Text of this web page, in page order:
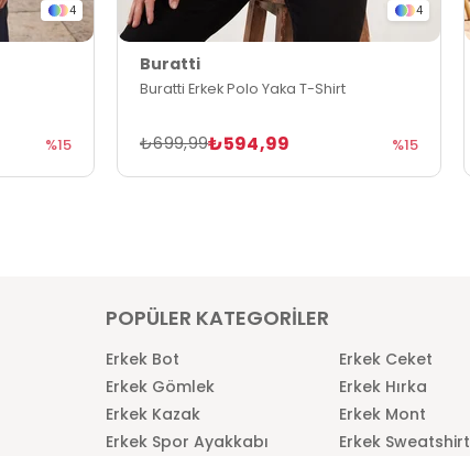
4
%15
4
Buratti
Buratti Erkek Polo Yaka T-Shirt
₺594,99
₺699,99 %15
POPÜLER KATEGORİLER
Erkek Bot Erkek Ceket
Erkek Gömlek
Erkek Hırka
Erkek Kazak
Erkek Mont
Erkek Spor Ayakkabı
Erkek Sweatshirt